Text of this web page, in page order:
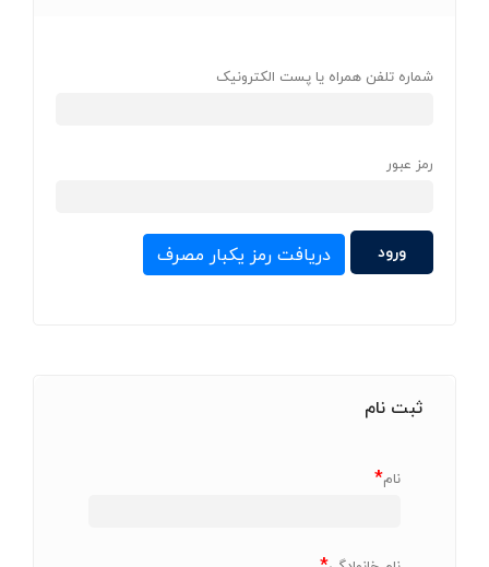
شماره تلفن همراه یا پست الکترونیک
رمز عبور
دریافت رمز یکبار مصرف
ثبت نام
نام*